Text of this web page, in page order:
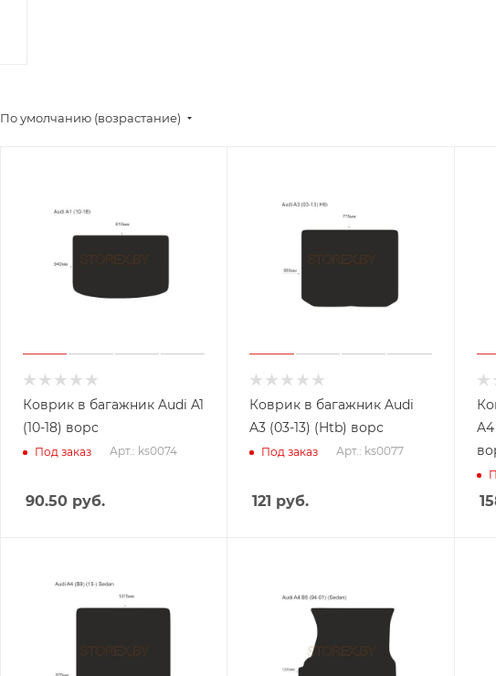
По умолчанию (возрастание)
Коврик в багажник Audi A1
(10-18) ворс
Под заказ Арт.: ks0074
90.50 руб.
Коврик в багажник Audi
A3 (03-13) (Htb) ворс
Под заказ Арт.: ks0077
121 руб.